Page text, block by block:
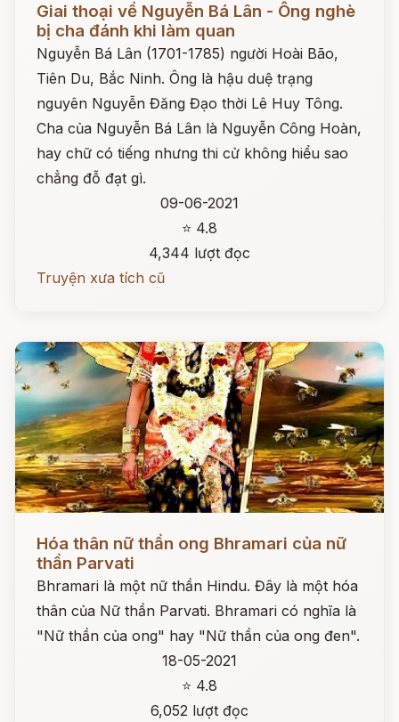
Giai thoại về Nguyễn Bá Lân - Ông nghè
bị cha đánh khi làm quan
Nguyễn Bá Lân (1701-1785) người Hoài Bão,
Tiên Du, Bắc Ninh. Ông là hậu duệ trạng
nguyên Nguyễn Đăng Đạo thời Lê Huy Tông.
Cha của Nguyễn Bá Lân là Nguyễn Công Hoàn,
hay chữ có tiếng nhưng thi cử không hiểu sao
chẳng đỗ đạt gì.
09-06-2021
⭐ 4.8
4,344 lượt đọc
Truyện xưa tích cũ
Hóa thân nữ thần ong Bhramari của nữ
thần Parvati
Bhramari là một nữ thần Hindu. Đây là một hóa
thân của Nữ thần Parvati. Bhramari có nghĩa là
"Nữ thần của ong" hay "Nữ thần của ong đen".
18-05-2021
⭐ 4.8
6,052 lượt đọc